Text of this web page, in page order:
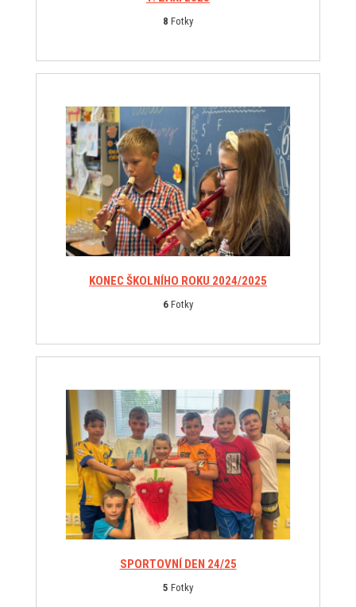
8 Fotky
KONEC ŠKOLNÍHO ROKU 2024/2025
6 Fotky
SPORTOVNÍ DEN 24/25
5 Fotky